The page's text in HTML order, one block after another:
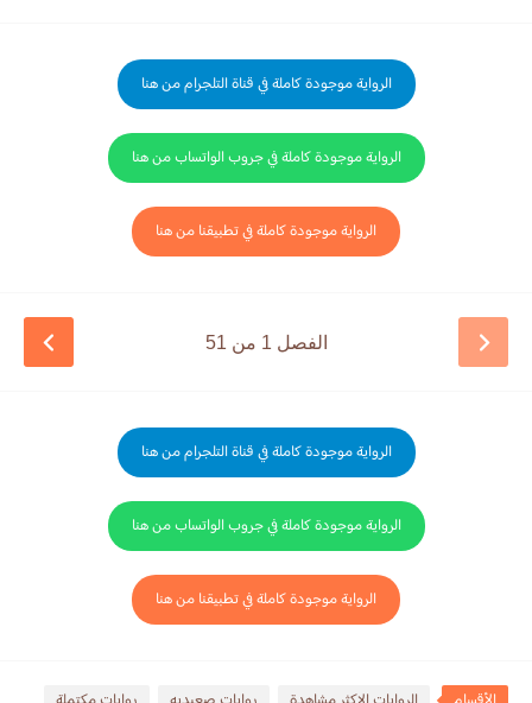
الرواية موجودة كاملة في قناة التلجرام من هنا
الرواية موجودة كاملة في جروب الواتساب من هنا
الرواية موجودة كاملة في تطبيقنا من هنا
الفصل 1 من 51
الرواية موجودة كاملة في قناة التلجرام من هنا
الرواية موجودة كاملة في جروب الواتساب من هنا
الرواية موجودة كاملة في تطبيقنا من هنا